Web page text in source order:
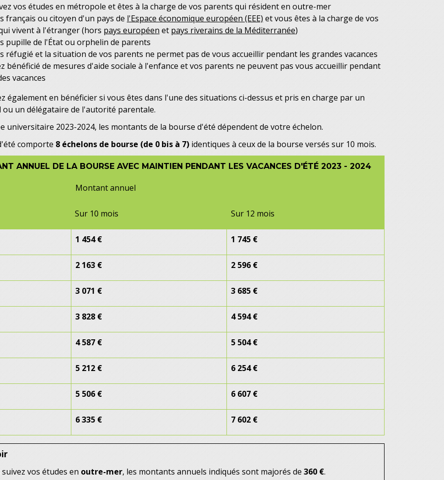
vos études en métropole et êtes à la charge de vos parents qui résident en outre-mer
français ou citoyen d'un pays de l'Espace économique européen (EEE) et vous êtes à la charge de vos
vivent à l'étranger (hors pays européen et pays riverains de la Méditerranée)
pupille de l'État ou orphelin de parents
réfugié et la situation de vos parents ne permet pas de vous accueillir pendant les grandes vacances
bénéficié de mesures d'aide sociale à l'enfance et vos parents ne peuvent pas vous accueillir pendant
vacances
également en bénéficier si vous êtes dans l'une des situations ci-dessus et pris en charge par un
un délégataire de l'autorité parentale.
universitaire 2023-2024, les montants de la bourse d'été dépendent de votre échelon.
comporte 8 échelons de bourse (de 0 bis à 7)identiques à ceux de la bourse versés sur 10 mois.
ANNUEL DE LA BOURSE AVEC MAINTIEN PENDANT LES VACANCES D'ÉTÉ 2023 - 2024
Montant annuel
Sur 10 mois Sur 12 mois
1 454 € 1 745 €
2 163 € 2 596 €
3 071 € 3 685 €
3 828 € 4 594 €
4 587 € 5 504 €
5 212 € 6 254 €
5 506 € 6 607 €
6 335 € 7 602 €
suivez vos études en outre-mer, les montants annuels indiqués sont majorés de 360 €.